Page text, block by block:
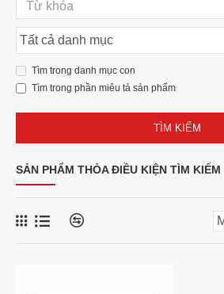
Tìm trong danh mục con
Tìm trong phần miêu tả sản phẩm
TÌM KIẾM
SẢN PHẨM THỎA ĐIỀU KIỆN TÌM KIẾM